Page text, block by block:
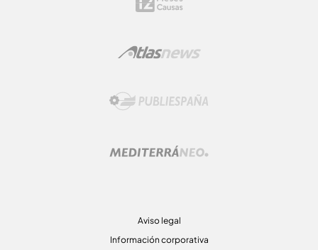
Aviso legal
Información corporativa